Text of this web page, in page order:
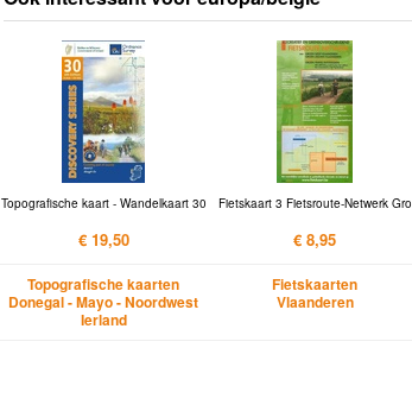
Topografische kaart - Wandelkaart 30
€ 19,50
Topografische kaarten
Donegal - Mayo - Noordwest
Ierland
Fietskaart 3 Fietsroute-Netwerk Gro
€ 8,95
Fietskaarten
Vlaanderen